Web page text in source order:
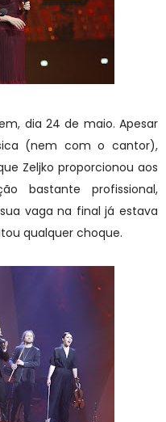
dia 24 de maio. Apesar
(nem com o cantor),
Zeljko proporcionou aos
bastante profissional,
vaga na final já estava
qualquer choque.